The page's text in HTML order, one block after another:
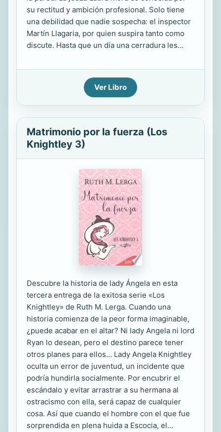
su rectitud y ambición profesional. Solo tiene
una debilidad que nadie sospecha: el inspector
Martín Llagaria, por quien suspira tanto como
discute. Hasta que un día una cerradura les...
Ver Libro
Matrimonio por la fuerza (Los
Knightley 3)
Descubre la historia de lady Ángela en esta
tercera entrega de la exitosa serie «Los
Knightley» de Ruth M. Lerga. Cuando una
historia comienza de la peor forma imaginable,
¿puede acabar en el altar? Ni lady Angela ni lord
Ryan lo desean, pero el destino parece tener
otros planes para ellos... Lady Angela Knightley
oculta un error de juventud, un incidente que
podría hundirla socialmente. Por encubrir el
escándalo y evitar arrastrar a su hermana al
ostracismo con ella, será capaz de cualquier
cosa. Así que cuando el hombre con el que fue
sorprendida en plena huida a Escocia, el...